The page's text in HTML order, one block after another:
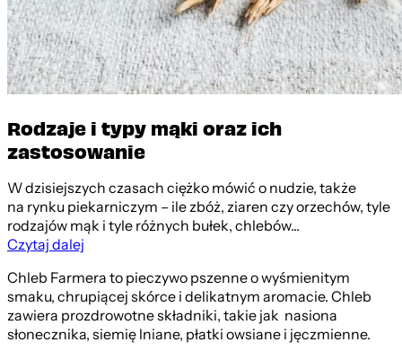
Rodzaje i typy mąki oraz ich
zastosowanie
W dzisiejszych czasach ciężko mówić o nudzie, także
na rynku piekarniczym – ile zbóż, ziaren czy orzechów, tyle
rodzajów mąk i tyle różnych bułek, chlebów...
Czytaj dalej
Chleb Farmera to pieczywo pszenne o wyśmienitym
smaku, chrupiącej skórce i delikatnym aromacie. Chleb
zawiera prozdrowotne składniki, takie jak nasiona
słonecznika, siemię lniane, płatki owsiane i jęczmienne.